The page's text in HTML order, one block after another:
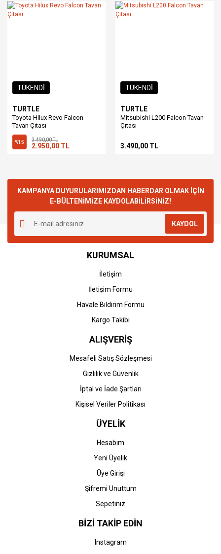
TÜKENDİ
TURTLE
Toyota Hilux Revo Falcon
Tavan Çıtası
%15 3.490,00 TL
2.950,00 TL
TÜKENDİ
TURTLE
Mitsubishi L200 Falcon Tavan
Çıtası
3.490,00 TL
KAMPANYA DUYURULARIMIZDAN HABERDAR OLMAK İÇİN
E-BÜLTENİMİZE KAYDOLABİLİRSİNİZ!
KAYDOL
KURUMSAL
İletişim
İletişim Formu
Havale Bildirim Formu
Kargo Takibi
ALIŞVERİŞ
Mesafeli Satış Sözleşmesi
Gizlilik ve Güvenlik
İptal ve İade Şartları
Kişisel Veriler Politikası
ÜYELİK
Hesabım
Yeni Üyelik
Üye Girişi
Şifremi Unuttum
Sepetiniz
BİZİ TAKİP EDİN
Instagram